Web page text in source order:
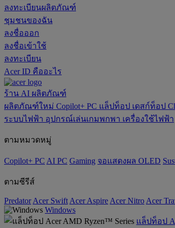
ลงทะเบียนผลิตภัณฑ์
ชุมชนของฉัน
ลงชื่อออก
ลงชื่อเข้าใช้
ลงทะเบียน
Acer ID คืออะไร
ร้าน AI ผลิตภัณฑ์
ผลิตภัณฑ์ใหม่ Copilot+ PC แล็ปท็อป เดสก์ท็อป
ระบบไฟฟ้า อุปกรณ์เล่นเกมพกพา เครื่องใช้ไฟฟ้า
ตามหมวดหมู่
Copilot+ PC AI PC Gaming จอแสดงผล OLED
ตามซีรีส์
Predator Acer Swift Acer Aspire Acer Nitro Acer
Windows
แล็ปท็อป